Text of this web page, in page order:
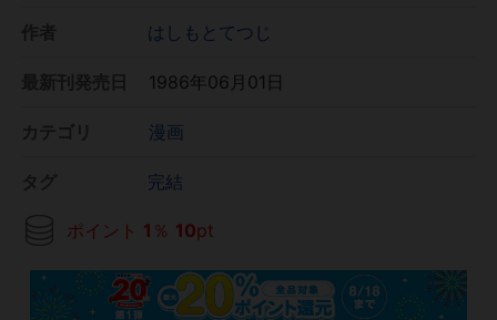
はしもとてつじ
1986年06月01日
漫画
完結
ポイント 1 ％ 10pt